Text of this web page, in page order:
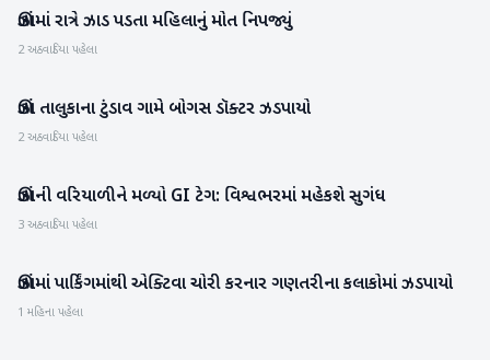
મહેસાણા
ઊંઝામાં રાત્રે ઝાડ પડતા મહિલાનું મોત નિપજ્યું
2 અઠવાડિયા પહેલા
મહેસાણા
ઊંઝા તાલુકાના ટુંડાવ ગામે બોગસ ડૉક્ટર ઝડપાયો
2 અઠવાડિયા પહેલા
મહેસાણા
ઊંઝાની વરિયાળીને મળ્યો GI ટેગ: વિશ્વભરમાં મહેકશે સુગંધ
3 અઠવાડિયા પહેલા
મહેસાણા
ઊંઝામાં પાર્કિંગમાંથી એક્ટિવા ચોરી કરનાર ગણતરીના કલાકોમાં ઝડપાયો
1 મહિના પહેલા